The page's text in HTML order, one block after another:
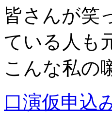
皆さんが笑
ている人も
こんな私の
口演仮申込